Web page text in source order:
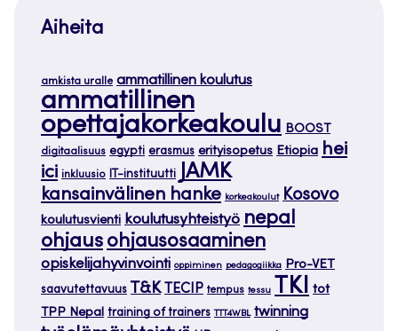
Aiheita
amkista uralle ammatillinen koulutus
ammatillinen
opettajakorkeakoulu BOOST
digitaalisuus egypti erasmus erityisopetus Etiopia hei
ici inkluusio IT-instituutti JAMK
kansainvälinen hanke korkeakoulut Kosovo
koulutusvienti koulutusyhteistyö nepal
ohjaus ohjausosaaminen
opiskelijahyvinvointi oppiminen pedagogiikka Pro-VET
saavutettavuus T&K TECIP tempus tessu TKI tot
TPP Nepal training of trainers TTT4WBL twinning